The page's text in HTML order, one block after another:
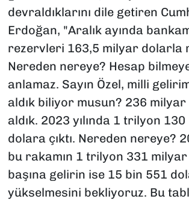
devraldıklarını dile getiren
Erdoğan, "Aralık ayında
rezervleri 163,5 milyar dolarla
Nereden nereye? Hesap
anlamaz. Sayın Özel, milli
aldık biliyor musun? 236
aldık. 2023 yılında 1 trilyon
dolara çıktı. Nereden nereye?
bu rakamın 1 trilyon 331
başına gelirin ise 15 bin 551
yükselmesini bekliyoruz. Bu